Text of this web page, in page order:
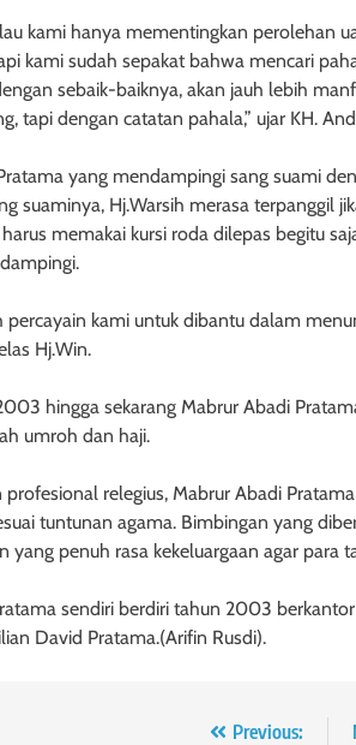
kami hanya mementingkan perolehan
kami sudah sepakat bahwa mencari
sebaik-baiknya, akan jauh lebih
tapi dengan catatan pahala,” ujar KH.
yang mendampingi sang suami
suaminya, Hj.Warsih merasa terpanggil
memakai kursi roda dilepas begitu
percayain kami untuk dibantu dalam
Hj.Win.
hingga sekarang Mabrur Abadi
umroh dan haji.
relegius, Mabrur Abadi
tuntunan agama. Bimbingan yang
yang penuh rasa kekeluargaan agar para
sendiri berdiri tahun 2003
David Pratama.(Arifin Rusdi).
Previous: